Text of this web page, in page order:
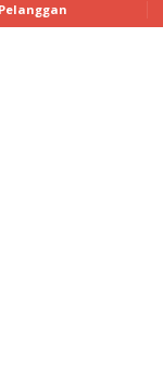
Pelanggan